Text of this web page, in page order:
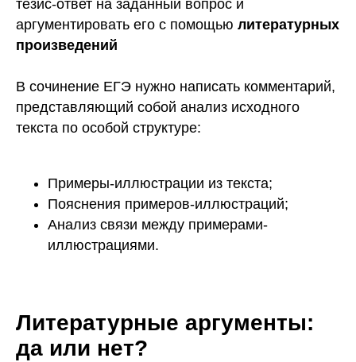
тезис-ответ на заданный вопрос и
аргументировать его с помощью литературных
произведений
В сочинение ЕГЭ нужно написать комментарий,
представляющий собой анализ исходного
текста по особой структуре:
Примеры-иллюстрации из текста;
Пояснения примеров-иллюстраций;
Анализ связи между примерами-
иллюстрациями.
Литературные аргументы:
да или нет?